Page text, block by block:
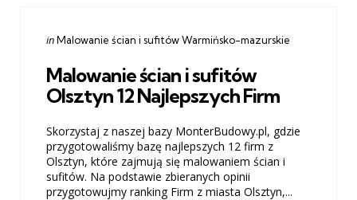
Categories
Posted
inMalowanie ścian i sufitów Warmińsko-mazurskie
Malowanie ścian i sufitów
Olsztyn 12 Najlepszych Firm
Skorzystaj z naszej bazy MonterBudowy.pl, gdzie
przygotowaliśmy bazę najlepszych 12 firm z
Olsztyn, które zajmują się malowaniem ścian i
sufitów. Na podstawie zbieranych opinii
przygotowujmy ranking Firm z miasta Olsztyn,...